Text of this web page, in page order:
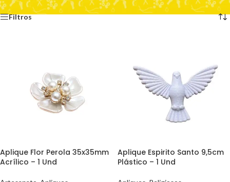
Filtros
Aplique Flor Perola 35x35mm
Acrílico – 1 Und
Aplique Espirito Santo 9,5cm
Plástico – 1 Und